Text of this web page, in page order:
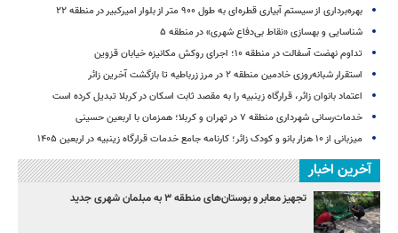
بهره‌برداری از سیستم آبیاری قطره‌ای به طول ۹۰۰ متر از بلوار امیرکبیر در منطقه ۲۲
شناسایی و بهسازی «نقاط بی‌دفاع شهری» در منطقه ۵
تداوم نهضت آسفالت در منطقه ۱۰؛ اجرای روکش مکانیزه خیابان قزوین
استقرار شبانه‌روزی خادمین منطقه ۲ در مرز زرباطیه تا بازگشت آخرین زائر
اعتماد بانوان زائر، قرارگاه زینبیه را به مقصد ثابت اسکان در کربلا تبدیل کرده است
خدمات‌رسانی شهرداری منطقه ۷ در تهران و کربلا؛ همزمان با اربعین حسینی
میزبانی از ۱۰ هزار بانو و کودک زائر؛ کارنامه جامع خدمات قرارگاه زینبیه در اربعین ۱۴۰۵
آخرین اخبار
تجهیز معابر و بوستان‌های منطقه ۳ به مبلمان شهری جدید